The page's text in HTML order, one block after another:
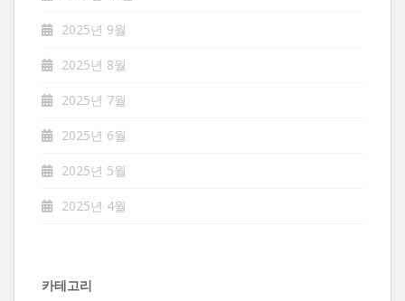
2025년 9월
2025년 8월
2025년 7월
2025년 6월
2025년 5월
2025년 4월
카테고리